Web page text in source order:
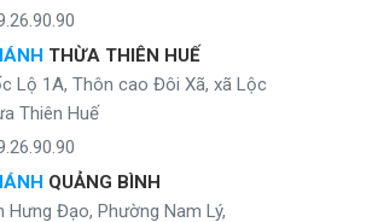
THỪA THIÊN HUẾ
Lộ 1A, Thôn cao Đôi Xã, xã Lộc
Thiên Huế
QUẢNG BÌNH
Hưng Đạo, Phường Nam Lý,